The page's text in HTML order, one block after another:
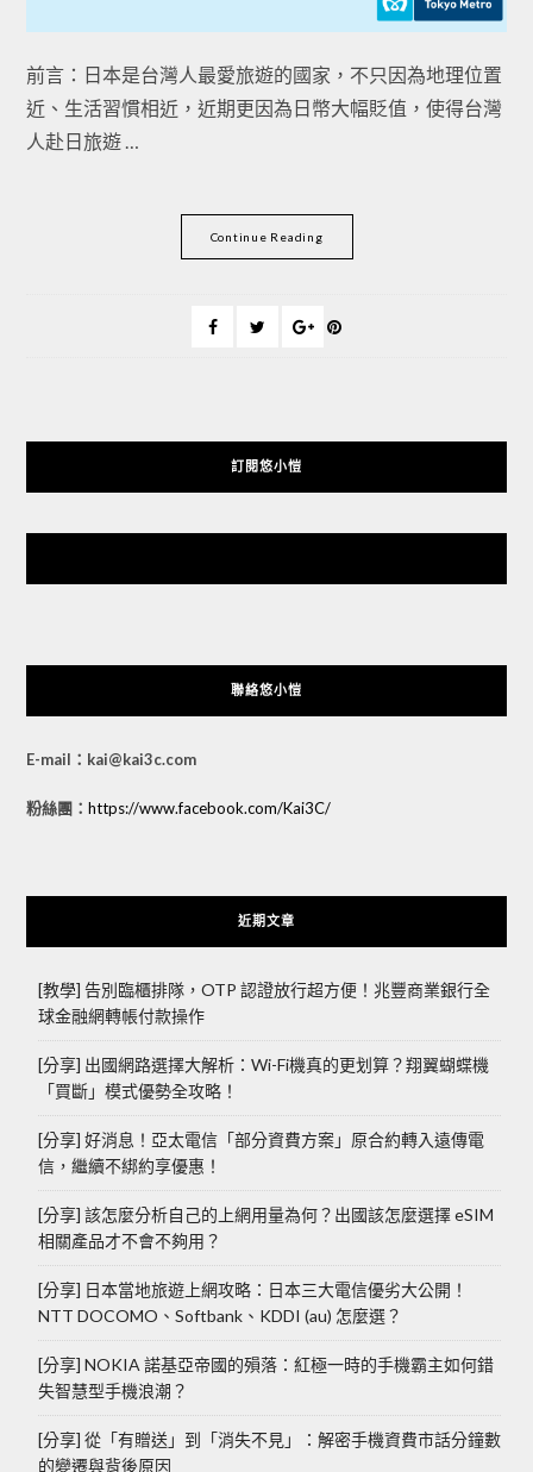
前言：日本是台灣人最愛旅遊的國家，不只因為地理位置
近、生活習慣相近，近期更因為日幣大幅貶值，使得台灣
人赴日旅遊 …
Continue Reading
訂閱悠小愷
聯絡悠小愷
E-mail：kai@kai3c.com
粉絲團： https://www.facebook.com/Kai3C/
近期文章
[教學] 告別臨櫃排隊，OTP 認證放行超方便！兆豐商業銀行全
球金融網轉帳付款操作
[分享] 出國網路選擇大解析：Wi-Fi機真的更划算？翔翼蝴蝶機
「買斷」模式優勢全攻略！
[分享] 好消息！亞太電信「部分資費方案」原合約轉入遠傳電
信，繼續不綁約享優惠！
[分享] 該怎麼分析自己的上網用量為何？出國該怎麼選擇 eSIM
相關產品才不會不夠用？
[分享] 日本當地旅遊上網攻略：日本三大電信優劣大公開！
NTT DOCOMO、Softbank、KDDI (au) 怎麼選？
[分享] NOKIA 諾基亞帝國的殞落：紅極一時的手機霸主如何錯
失智慧型手機浪潮？
[分享] 從「有贈送」到「消失不見」：解密手機資費市話分鐘數
的變遷與背後原因